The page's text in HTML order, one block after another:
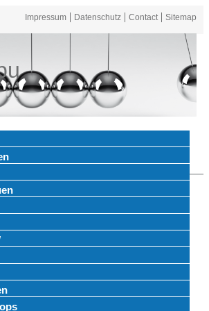
Impressum Datenschutz Contact Sitemap